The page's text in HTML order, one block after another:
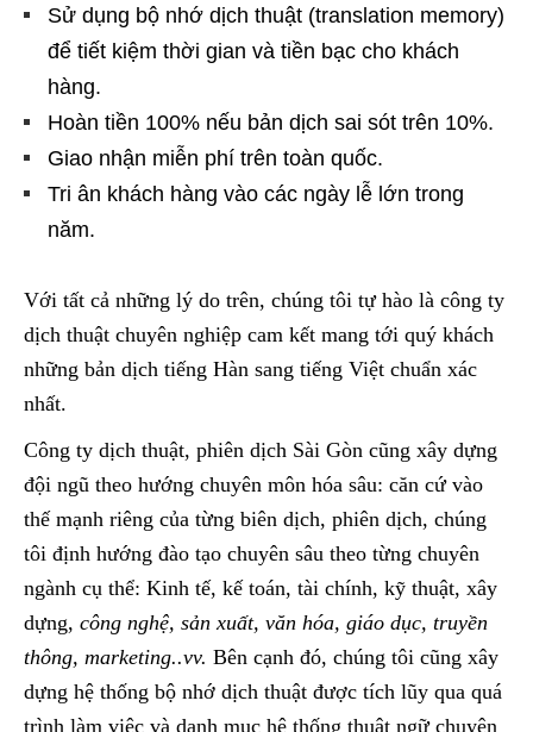
Sử dụng bộ nhớ dịch thuật (translation memory)
để tiết kiệm thời gian và tiền bạc cho khách
hàng.
Hoàn tiền 100% nếu bản dịch sai sót trên 10%.
Giao nhận miễn phí trên toàn quốc.
Tri ân khách hàng vào các ngày lễ lớn trong
năm.
Với tất cả những lý do trên, chúng tôi tự hào là công ty
dịch thuật chuyên nghiệp cam kết mang tới quý khách
những bản dịch tiếng Hàn sang tiếng Việt chuẩn xác
nhất.
Công ty dịch thuật, phiên dịch Sài Gòn cũng xây dựng
đội ngũ theo hướng chuyên môn hóa sâu: căn cứ vào
thế mạnh riêng của từng biên dịch, phiên dịch, chúng
tôi định hướng đào tạo chuyên sâu theo từng chuyên
ngành cụ thể: Kinh tế, kế toán, tài chính, kỹ thuật, xây
dựng, công nghệ, sản xuất, văn hóa, giáo dục, truyền
thông, marketing..vv. Bên cạnh đó, chúng tôi cũng xây
dựng hệ thống bộ nhớ dịch thuật được tích lũy qua quá
trình làm việc và danh mục hệ thống thuật ngữ chuyên